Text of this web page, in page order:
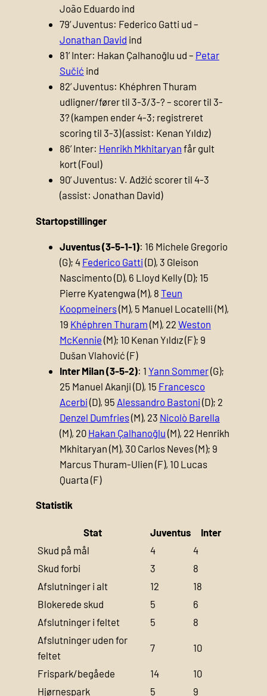
João Eduardo ind
79’ Juventus: Federico Gatti ud –
Jonathan David ind
81’ Inter: Hakan Çalhanoğlu ud – Petar
Sučić ind
82’ Juventus: Khéphren Thuram
udligner/fører til 3-3/3-? – scorer til 3-
3? (kampen ender 4-3; registreret
scoring til 3-3) (assist: Kenan Yıldız)
86’ Inter: Henrikh Mkhitaryan får gult
kort (Foul)
90’ Juventus: V. Adžić scorer til 4-3
(assist: Jonathan David)
Startopstillinger
Juventus (3-5-1-1): 16 Michele Gregorio
(G); 4 Federico Gatti (D), 3 Gleison
Nascimento (D), 6 Lloyd Kelly (D); 15
Pierre Kyatengwa (M), 8 Teun
Koopmeiners(M), 5 Manuel Locatelli (M),
19 Khéphren Thuram (M), 22 Weston
McKennie (M); 10 Kenan Yıldız (F); 9
Dušan Vlahović (F)
Inter Milan (3-5-2): 1 Yann Sommer(G);
25 Manuel Akanji (D), 15 Francesco
Acerbi (D), 95 Alessandro Bastoni (D); 2
Denzel Dumfries(M), 23 Nicolò Barella
(M), 20 Hakan Çalhanoğlu (M), 22 Henrikh
Mkhitaryan (M), 30 Carlos Neves (M); 9
Marcus Thuram-Ulien (F), 10 Lucas
Quarta (F)
Statistik
Stat Juventus
Inter
Skud på mål
4
4
Skud forbi
3
8
Afslutninger i alt
12
18
Blokerede skud
5
6
Afslutninger i feltet
5
8
Afslutninger uden for
feltet
7 10
Frispark/begåede 14
10
Hjørnespark
5
9